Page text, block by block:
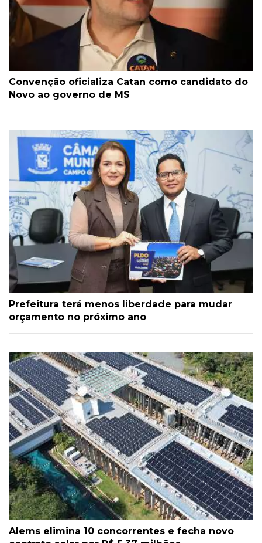
Convenção oficializa Catan como candidato do
Novo ao governo de MS
Prefeitura terá menos liberdade para mudar
orçamento no próximo ano
Alems elimina 10 concorrentes e fecha novo